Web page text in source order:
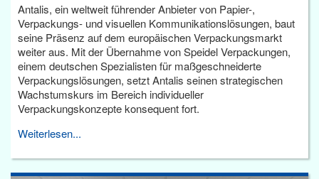
Antalis, ein weltweit führender Anbieter von Papier-,
Verpackungs- und visuellen Kommunikationslösungen, baut
seine Präsenz auf dem europäischen Verpackungsmarkt
weiter aus. Mit der Übernahme von Speidel Verpackungen,
einem deutschen Spezialisten für maßgeschneiderte
Verpackungslösungen, setzt Antalis seinen strategischen
Wachstumskurs im Bereich individueller
Verpackungskonzepte konsequent fort.
Weiterlesen...